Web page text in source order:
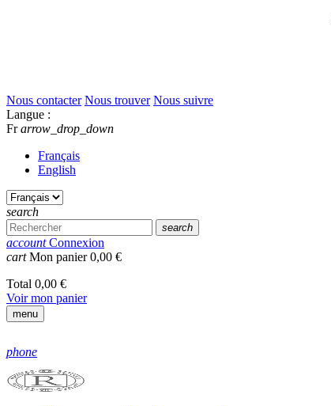
Nous contacter Nous trouver Nous suivre
Langue :
Fr arrow_drop_down
Français
English
search
search
account Connexion
cart Mon panier0,00 €
Total 0,00 €
Voir mon panier
menu
phone